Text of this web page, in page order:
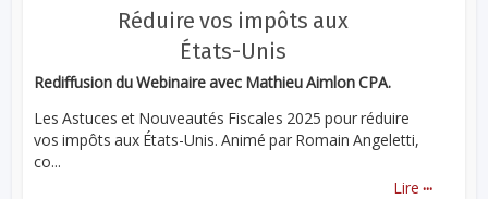
Réduire vos impôts aux
États-Unis
Rediffusion du Webinaire avec Mathieu Aimlon CPA.
Les Astuces et Nouveautés Fiscales 2025 pour réduire
vos impôts aux États-Unis. Animé par Romain Angeletti,
co...
Lire ...